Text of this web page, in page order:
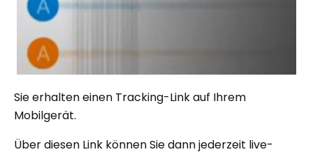
Sie erhalten einen Tracking-Link auf Ihrem
Mobilgerät.
Über diesen Link können Sie dann jederzeit live-